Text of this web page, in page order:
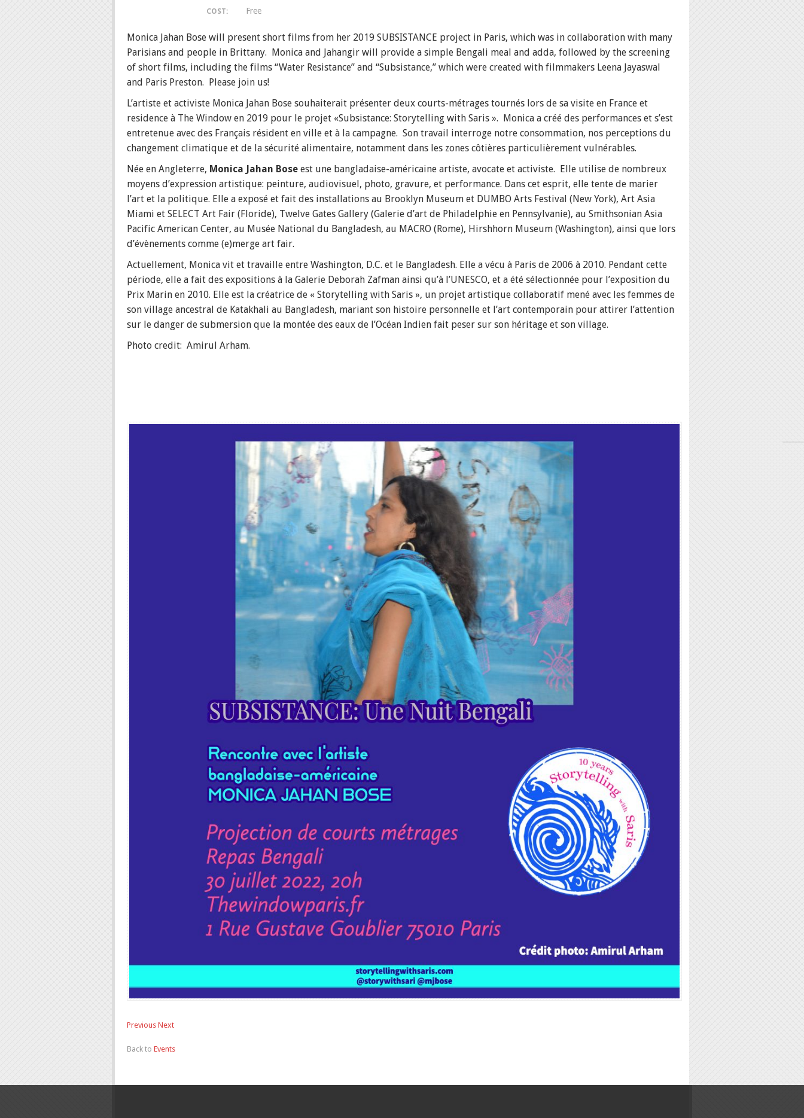
COST: Free
Monica Jahan Bose will present short films from her 2019 SUBSISTANCE project in Paris, which was in collaboration with many
Parisians and people in Brittany. Monica and Jahangir will provide a simple Bengali meal and adda, followed by the screening
of short films, including the films “Water Resistance” and “Subsistance,” which were created with filmmakers Leena Jayaswal
and Paris Preston. Please join us!
L’artiste et activiste Monica Jahan Bose souhaiterait présenter deux courts-métrages tournés lors de sa visite en France et
residence à The Window en 2019 pour le projet «Subsistance: Storytelling with Saris ». Monica a créé des performances et s’est
entretenue avec des Français résident en ville et à la campagne. Son travail interroge notre consommation, nos perceptions du
changement climatique et de la sécurité alimentaire, notamment dans les zones côtières particulièrement vulnérables.
Née en Angleterre, Monica Jahan Bose est une bangladaise-américaine artiste, avocate et activiste. Elle utilise de nombreux
moyens d’expression artistique: peinture, audiovisuel, photo, gravure, et performance. Dans cet esprit, elle tente de marier
l’art et la politique. Elle a exposé et fait des installations au Brooklyn Museum et DUMBO Arts Festival (New York), Art Asia
Miami et SELECT Art Fair (Floride), Twelve Gates Gallery (Galerie d’art de Philadelphie en Pennsylvanie), au Smithsonian Asia
Pacific American Center, au Musée National du Bangladesh, au MACRO (Rome), Hirshhorn Museum (Washington), ainsi que lors
d’évènements comme (e)merge art fair.
Actuellement, Monica vit et travaille entre Washington, D.C. et le Bangladesh. Elle a vécu à Paris de 2006 à 2010. Pendant cette
période, elle a fait des expositions à la Galerie Deborah Zafman ainsi qu’à l’UNESCO, et a été sélectionnée pour l’exposition du
Prix Marin en 2010. Elle est la créatrice de « Storytelling with Saris », un projet artistique collaboratif mené avec les femmes de
son village ancestral de Katakhali au Bangladesh, mariant son histoire personnelle et l’art contemporain pour attirer l’attention
sur le danger de submersion que la montée des eaux de l’Océan Indien fait peser sur son héritage et son village.
Photo credit: Amirul Arham.
Previous Next
Back to Events